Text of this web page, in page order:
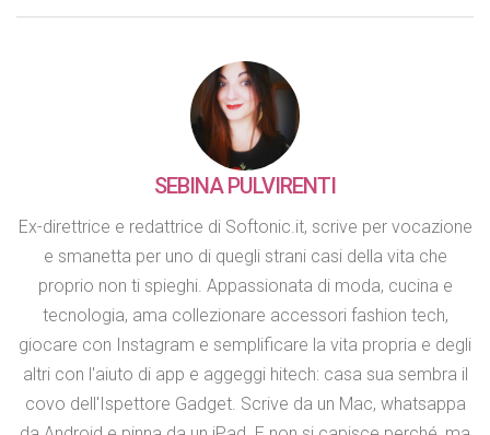
SEBINA PULVIRENTI
Ex-direttrice e redattrice di Softonic.it, scrive per vocazione
e smanetta per uno di quegli strani casi della vita che
proprio non ti spieghi. Appassionata di moda, cucina e
tecnologia, ama collezionare accessori fashion tech,
giocare con Instagram e semplificare la vita propria e degli
altri con l'aiuto di app e aggeggi hitech: casa sua sembra il
covo dell'Ispettore Gadget. Scrive da un Mac, whatsappa